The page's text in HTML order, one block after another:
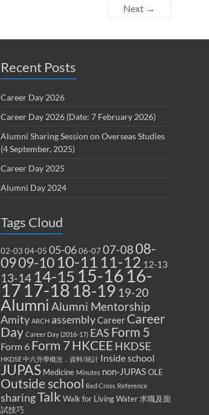
Next →
Recent Posts
Career Day 2026
Career Day 2026 (Date: 7 February 2026)
Alumni Sharing Session on Overseas Studies
(4 September, 2025)
Career Day 2025
Alumni Day 2024
Tags Cloud
02-03 04-05 05-0606-07 07-0808-
0909-10 10-11 11-12 12-13
13-14 14-15 15-16 16-
17 17-18 18-19 19-20
Alumni Alumni Mentorship
Amity ARCH assemblyCareer Career
Day Career Day (2016-17) EAS Form 5
Form 6 Form 7HKCEE HKDSE
HKDSE 中六升學概況，資料/統計 Inside school
JUPAS Medicine Minutes non-JUPASOLE
Outside school Red Cross Reference
sharingTalk Walk for Living Water求職及面
試技巧